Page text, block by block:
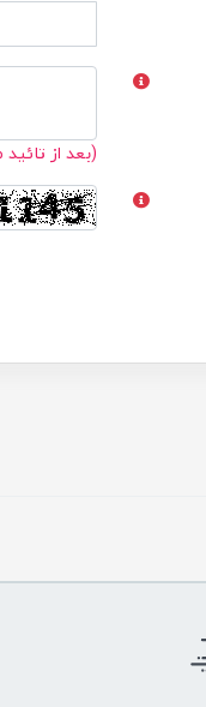
(بعد از